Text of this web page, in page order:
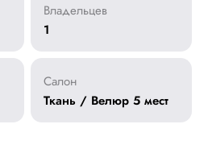
Владельцев
1
Салон
Ткань / Велюр 5 мест